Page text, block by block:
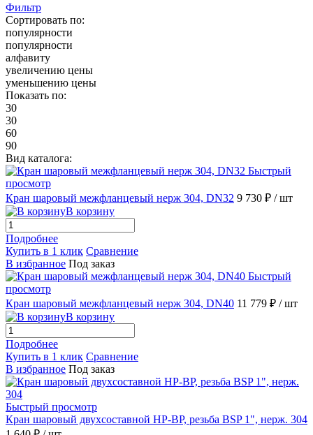
Фильтр
Сортировать по:
популярности
популярности
алфавиту
увеличению цены
уменьшению цены
Показать по:
30
30
60
90
Вид каталога:
Быстрый
просмотр
Кран шаровый межфланцевый нерж 304, DN32 9 730 ₽ / шт
В корзину
Подробнее
Купить в 1 клик Сравнение
В избранное Под заказ
Быстрый
просмотр
Кран шаровый межфланцевый нерж 304, DN40 11 779 ₽ / шт
В корзину
Подробнее
Купить в 1 клик Сравнение
В избранное Под заказ
Быстрый просмотр
Кран шаровый двухсоставной НР-ВР, резьба BSP 1", нерж. 304